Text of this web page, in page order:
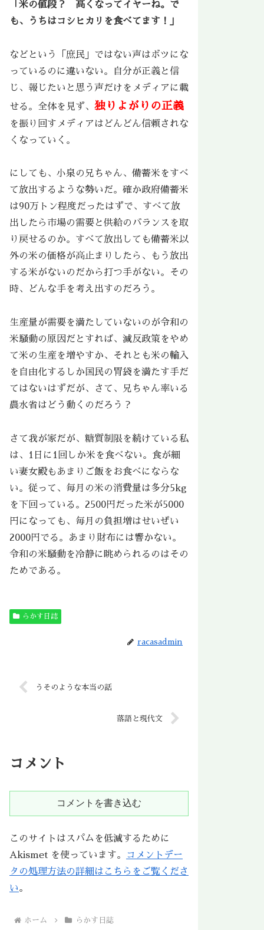
「米の値段？ 高くなってイヤーね。で
も、うちはコシヒカリを食べてます！」
などという「庶民」ではない声はボツにな
っているのに違いない。自分が正義と信
じ、報じたいと思う声だけをメディアに載
せる。全体を見ず、 独りよがりの正義
を振り回すメディアはどんどん信頼されな
くなっていく。
にしても、小泉の兄ちゃん、備蓄米をすべ
て放出するような勢いだ。確か政府備蓄米
は90万トン程度だったはずで、すべて放
出したら市場の需要と供給のバランスを取
り戻せるのか。すべて放出しても備蓄米以
外の米の価格が高止まりしたら、もう放出
する米がないのだから打つ手がない。その
時、どんな手を考え出すのだろう。
生産量が需要を満たしていないのが令和の
米騒動の原因だとすれば、減反政策をやめ
て米の生産を増やすか、それとも米の輸入
を自由化するしか国民の胃袋を満たす手だ
てはないはずだが、さて、兄ちゃん率いる
農水省はどう動くのだろう？
さて我が家だが、糖質制限を続けている私
は、1日に1回しか米を食べない。食が細
い妻女殿もあまりご飯をお食べにならな
い。従って、毎月の米の消費量は多分5kg
を下回っている。2500円だった米が5000
円になっても、毎月の負担増はせいぜい
2000円でる。あまり財布には響かない。
令和の米騒動を冷静に眺められるのはその
ためである。
らかす日誌
racasadmin
うそのような本当の話
落語と現代文
コメント
コメントを書き込む
このサイトはスパムを低減するために
Akismet を使っています。
コメントデー
タの処理方法の詳細はこちらをご覧くださ
い。
ホーム らかす日誌